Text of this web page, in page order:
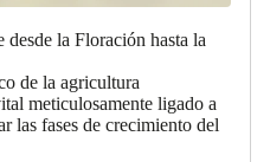
la Floración hasta la
de la agricultura
meticulosamente ligado a
las fases de crecimiento del